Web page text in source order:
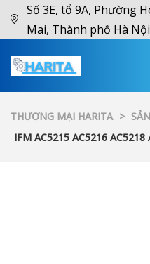
Số 3E, tổ 9A, Phường
Mai, Thành phố Hà Nội
THƯƠNG MẠI HARITA >
IFM AC5215 AC5216 AC5218